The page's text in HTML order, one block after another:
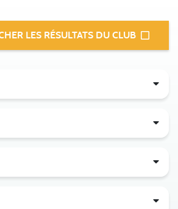
LES RÉSULTATS DU CLUB